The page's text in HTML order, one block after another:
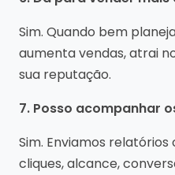
Sim. Quando bem
aumenta vendas, atrai
sua reputação.
7. Posso acompanhar
Sim. Enviamos
cliques, alcance,